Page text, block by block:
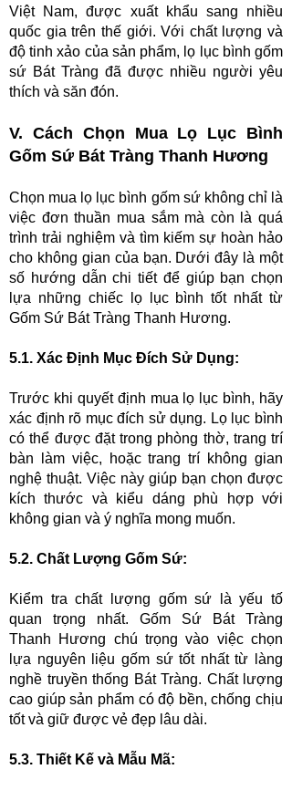
Việt Nam, được xuất khẩu sang nhiều
quốc gia trên thế giới. Với chất lượng và
độ tinh xảo của sản phẩm, lọ lục bình gốm
sứ Bát Tràng đã được nhiều người yêu
thích và săn đón.
V. Cách Chọn Mua Lọ Lục Bình
Gốm Sứ Bát Tràng Thanh Hương
Chọn mua lọ lục bình gốm sứ không chỉ là
việc đơn thuần mua sắm mà còn là quá
trình trải nghiệm và tìm kiếm sự hoàn hảo
cho không gian của bạn. Dưới đây là một
số hướng dẫn chi tiết để giúp bạn chọn
lựa những chiếc lọ lục bình tốt nhất từ
Gốm Sứ Bát Tràng Thanh Hương.
5.1. Xác Định Mục Đích Sử Dụng:
Trước khi quyết định mua lọ lục bình, hãy
xác định rõ mục đích sử dụng. Lọ lục bình
có thể được đặt trong phòng thờ, trang trí
bàn làm việc, hoặc trang trí không gian
nghệ thuật. Việc này giúp bạn chọn được
kích thước và kiểu dáng phù hợp với
không gian và ý nghĩa mong muốn.
5.2. Chất Lượng Gốm Sứ:
Kiểm tra chất lượng gốm sứ là yếu tố
quan trọng nhất. Gốm Sứ Bát Tràng
Thanh Hương chú trọng vào việc chọn
lựa nguyên liệu gốm sứ tốt nhất từ làng
nghề truyền thống Bát Tràng. Chất lượng
cao giúp sản phẩm có độ bền, chống chịu
tốt và giữ được vẻ đẹp lâu dài.
5.3. Thiết Kế và Mẫu Mã: